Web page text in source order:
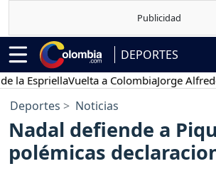
DEPORTES
Vuelta a ColombiaJorge Alfredo
Deportes Noticias
Nadal defiende a
polémicas